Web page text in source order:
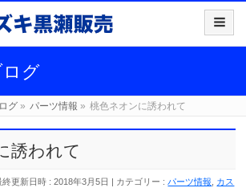
グ
グ » パーツ情報 » 桃色ネオンに誘われて
誘われて
終更新日時 : 2018年3月5日 カテゴリー : パーツ情報
カス